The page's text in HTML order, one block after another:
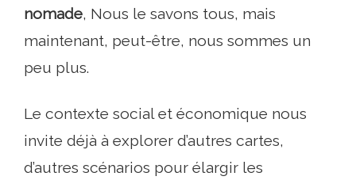
nomade, Nous le savons tous, mais
maintenant, peut-être, nous sommes un
peu plus.
Le contexte social et économique nous
invite déjà à explorer d’autres cartes,
d’autres scénarios pour élargir les